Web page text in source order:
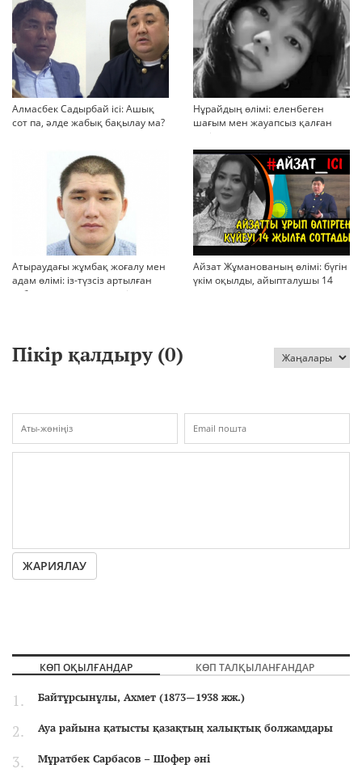
Алмасбек Садырбай ісі: Ашық
сот па, әлде жабық бақылау ма?
Нұрайдың өлімі: еленбеген
шағым мен жауапсыз қалған
қауіп
Атыраудағы жұмбақ жоғалу мен
адам өлімі: із-түзсіз артылған
отбасы, полиция тергеуі және
Айзат Жұманованың өлімі: бүгін
үкім оқылды, айыпталушы 14
Пікір қалдыру (0)
ЖАРИЯЛАУ
КӨП ОҚЫЛҒАНДАР КӨП ТАЛҚЫЛАНҒАНДАР
Байтұрсынұлы, Ахмет (1873—1938 жж.)
Ауа райына қатысты қазақтың халықтық болжамдары
Мұратбек Сарбасов – Шофер әні